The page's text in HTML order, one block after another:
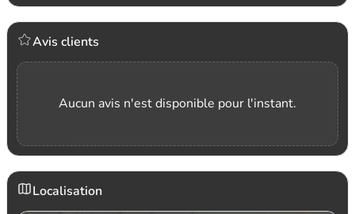
Avis clients
Aucun avis n'est disponible pour l'instant.
Localisation